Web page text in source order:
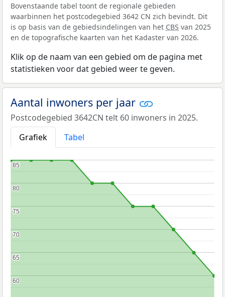
Bovenstaande tabel toont de regionale gebieden
waarbinnen het postcodegebied 3642 CN zich bevindt. Dit
is op basis van de gebiedsindelingen van het CBS van 2025
en de topografische kaarten van het Kadaster van 2026.
Klik op de naam van een gebied om de pagina met
statistieken voor dat gebied weer te geven.
Aantal inwoners per jaar
Postcodegebied 3642CN telt 60 inwoners in 2025.
Grafiek
Tabel
60
60
65
65
70
70
75
75
80
80
85
85